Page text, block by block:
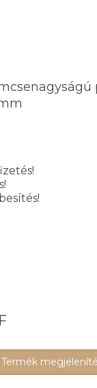
Termék